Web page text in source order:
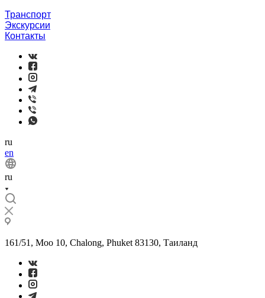
Транспорт
Экскурсии
Контакты
ru
en
ru
161/51, Moo 10, Chalong, Phuket 83130, Таиланд